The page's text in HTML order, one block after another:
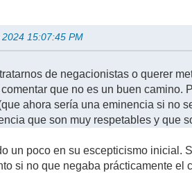
15:07:45 PM
de negacionistas o querer
que no es un buen camino.
ahora sería una eminencia si no
que son muy respetables y que
un poco en su escepticismo inicial.
si no que negaba prácticamente el